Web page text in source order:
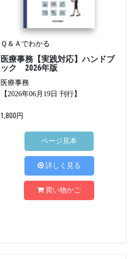
Ｑ＆Ａでわかる
医療事務【実践対応】ハンドブ
ック 2026年版
医療事務
【2026年06月19日 刊行】
1,800円
ページ見本
詳しく見る
買い物かご